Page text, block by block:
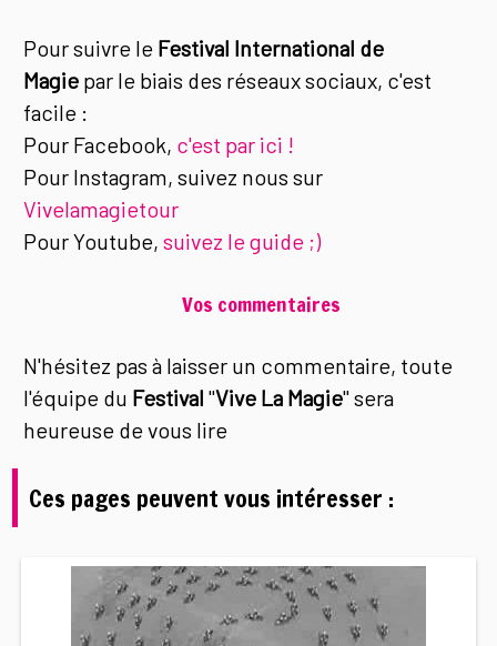
Pour suivre le Festival International de
Magie par le biais des réseaux sociaux, c'est
facile :
Pour Facebook, c'est par ici !
Pour Instagram, suivez nous sur
Vivelamagietour
Pour Youtube,suivez le guide ;)
Vos commentaires
N'hésitez pas à laisser un commentaire, toute
l'équipe du Festival "Vive La Magie" sera
heureuse de vous lire
Ces pages peuvent vous intéresser :